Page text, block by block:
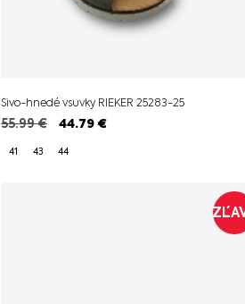
Sivo-hnedé vsuvky RIEKER 25283-25
55.99€ 44.79€
41 43 44